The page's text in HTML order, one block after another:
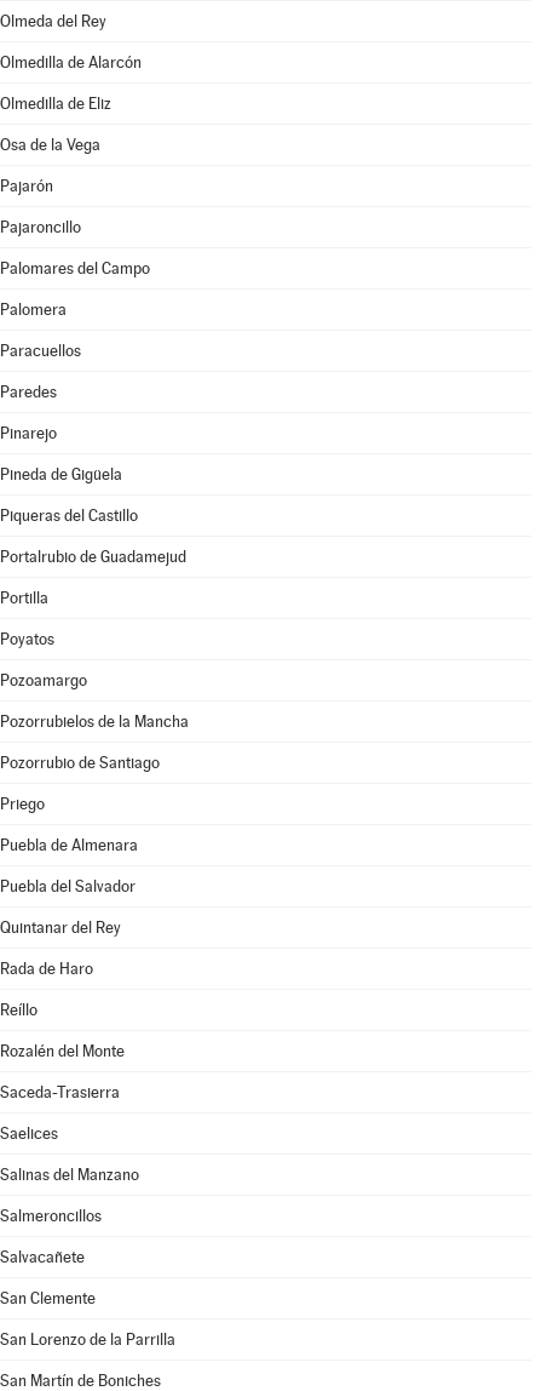
Olmeda del Rey
Olmedilla de Alarcón
Olmedilla de Eliz
Osa de la Vega
Pajarón
Pajaroncillo
Palomares del Campo
Palomera
Paracuellos
Paredes
Pinarejo
Pineda de Gigüela
Piqueras del Castillo
Portalrubio de Guadamejud
Portilla
Poyatos
Pozoamargo
Pozorrubielos de la Mancha
Pozorrubio de Santiago
Priego
Puebla de Almenara
Puebla del Salvador
Quintanar del Rey
Rada de Haro
Reíllo
Rozalén del Monte
Saceda-Trasierra
Saelices
Salinas del Manzano
Salmeroncillos
Salvacañete
San Clemente
San Lorenzo de la Parrilla
San Martín de Boniches